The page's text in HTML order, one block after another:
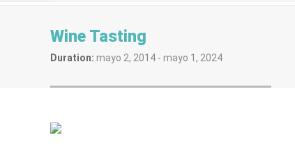
Wine Tasting
Duration: mayo 2, 2014 - mayo 1, 2024